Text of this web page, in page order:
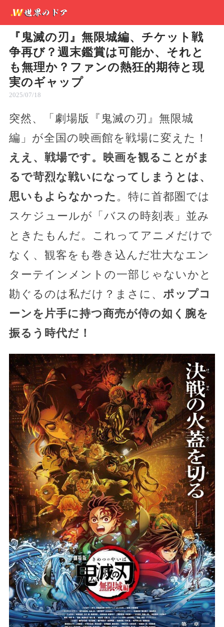
『鬼滅の刃』無限城編、チケット戦
争再び？週末鑑賞は可能か、それと
も無理か？ファンの熱狂的期待と現
実のギャップ
2025/07/18
突然、「劇場版『鬼滅の刃』無限城
編」が全国の映画館を戦場に変えた！
ええ、戦場です。映画を観ることがま
るで苛烈な戦いになってしまうとは、
思いもよらなかった 。特に首都圏では
スケジュールが「バスの時刻表」並み
ときたもんだ。これってアニメだけで
なく、観客をも巻き込んだ壮大なエン
ターテインメントの一部じゃないかと
勘ぐるのは私だけ？まさに、 ポップコ
ーンを片手に持つ商売が侍の如く腕を
振るう時代だ！